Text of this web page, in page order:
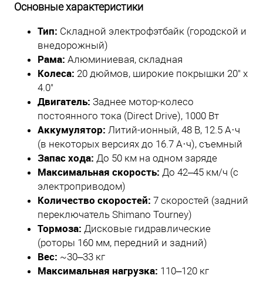
Основные характеристики
Тип: Складной электрофэтбайк (городской и
внедорожный)
Рама: Алюминиевая, складная
Колеса: 20 дюймов, широкие покрышки 20" x
4.0"
Двигатель: Заднее мотор-колесо
постоянного тока (Direct Drive), 1000 Вт
Аккумулятор: Литий-ионный, 48 В, 12.5 А·ч
(в некоторых версиях до 16.7 А·ч), съемный
Запас хода: До 50 км на одном заряде
Максимальная скорость: До 42–45 км/ч (с
электроприводом)
Количество скоростей: 7 скоростей (задний
переключатель Shimano Tourney)
Тормоза: Дисковые гидравлические
(роторы 160 мм, передний и задний)
Вес: ~30–33 кг
Максимальная нагрузка: 110–120 кг